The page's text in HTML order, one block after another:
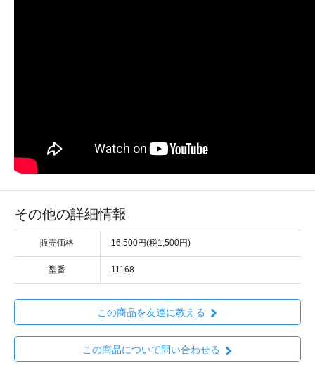
その他の詳細情報
販売価格 16,500円(税1,500円)
型番 11168
この商品を友達に教える
この商品について問い合わせる